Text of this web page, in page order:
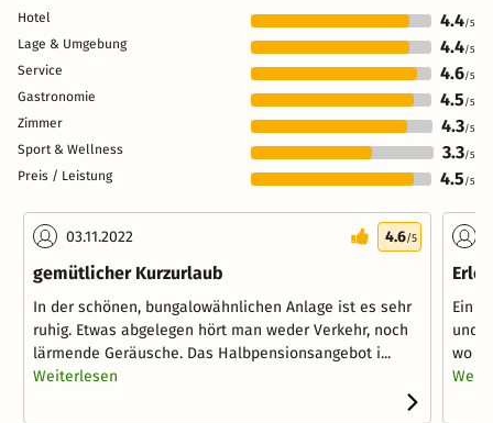
Hotel 4.4/5
Lage & Umgebung 4.4/5
Service 4.6/5
Gastronomie 4.5 /5
Zimmer 4.3/5
Sport & Wellness 3.3/5
Preis / Leistung 4.5 /5
03.11.2022 4.6/5
gemütlicher Kurzurlaub
In der schönen, bungalowähnlichen Anlage ist es sehr
ruhig. Etwas abgelegen hört man weder Verkehr, noch
lärmende Geräusche. Das Halbpensionsangebot i...
Weiterlesen
Ein
und
wo